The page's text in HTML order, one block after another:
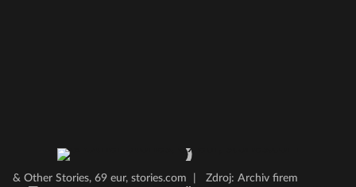
& Other Stories, 69 eur, stories.com Zdroj: Archiv firem